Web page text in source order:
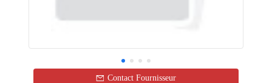
Contact Fournisseur